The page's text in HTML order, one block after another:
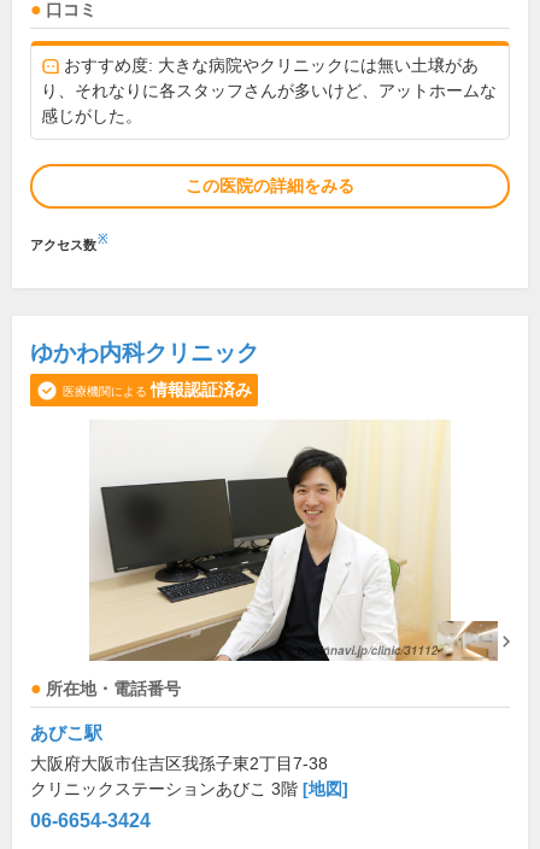
口コミ
おすすめ度: 大きな病院やクリニックには無い土壌があ
り、それなりに各スタッフさんが多いけど、アットホームな
感じがした。
この医院の詳細をみる
アクセス数※
ゆかわ内科クリニック
医療機関による 情報認証済み
所在地・電話番号
あびこ駅
大阪府大阪市住吉区我孫子東2丁目7-38
クリニックステーションあびこ 3階 [地図]
06-6654-3424